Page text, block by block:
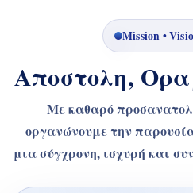
Mission •
Αποστολη,
Με καθαρό
οργανώνουμε την
μια σύγχρονη, ισχυρή και